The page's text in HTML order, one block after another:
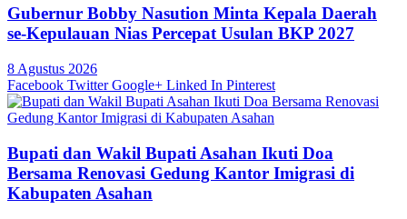
Gubernur Bobby Nasution Minta Kepala Daerah
se-Kepulauan Nias Percepat Usulan BKP 2027
8 Agustus 2026
Facebook Twitter Google+ Linked In Pinterest
Bupati dan Wakil Bupati Asahan Ikuti Doa
Bersama Renovasi Gedung Kantor Imigrasi di
Kabupaten Asahan